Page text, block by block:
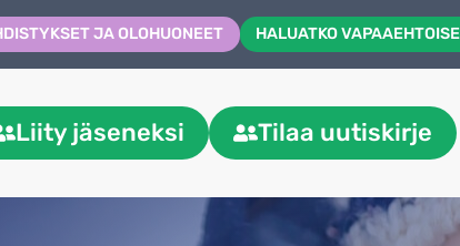
JA OLOHUONEET HALUATKO
Liity jäseneksi Tilaa uutiskirje